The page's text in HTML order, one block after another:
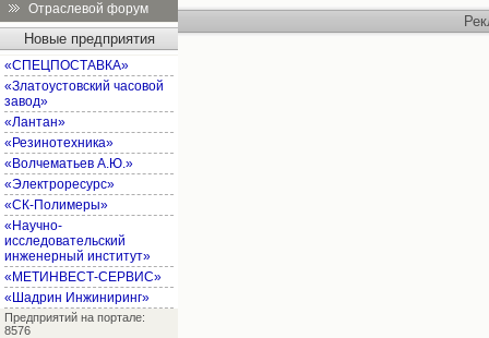
Отраслевой форум
Новые предприятия
«СПЕЦПОСТАВКА»
«Златоустовский часовой
завод»
«Лантан»
«Резинотехника»
«Волчематьев А.Ю.»
«Электроресурс»
«СК-Полимеры»
«Научно-
исследовательский
инженерный институт»
«МЕТИНВЕСТ-СЕРВИС»
«Шадрин Инжиниринг»
Предприятий на портале:
8576